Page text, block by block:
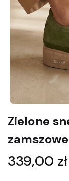
Zielone
Cena
339,00 zł